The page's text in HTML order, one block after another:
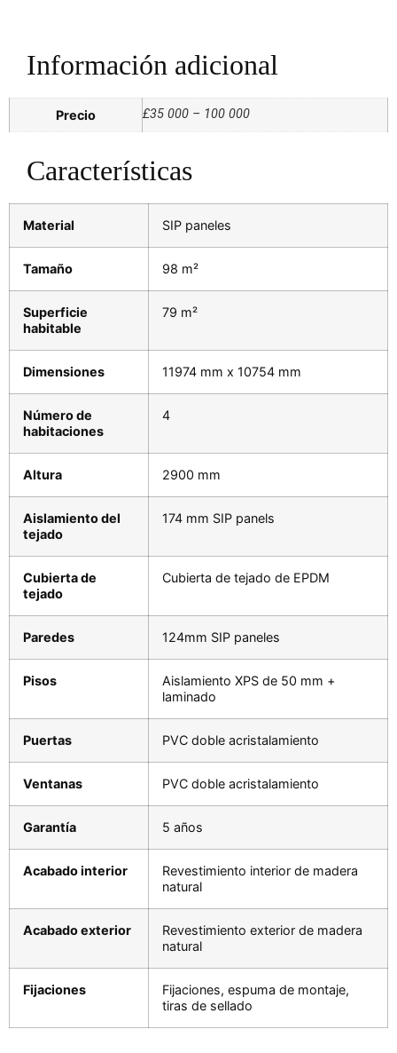
Información adicional
Precio £35 000 – 100 000
Características
Material SIP paneles
Tamaño 98 m²
Superficie
habitable
79 m²
Dimensiones 11974 mm x 10754 mm
Número de
habitaciones
4
Altura 2900 mm
Aislamiento del
tejado
174 mm SIP panels
Cubierta de
tejado
Cubierta de tejado de EPDM
Paredes 124mm SIP paneles
Pisos
Aislamiento XPS de 50 mm +
laminado
Puertas PVC doble acristalamiento
Ventanas PVC doble acristalamiento
Garantía 5 años
Acabado interior
Revestimiento interior de madera
natural
Acabado exterior
Revestimiento exterior de madera
natural
Fijaciones
Fijaciones, espuma de montaje,
tiras de sellado